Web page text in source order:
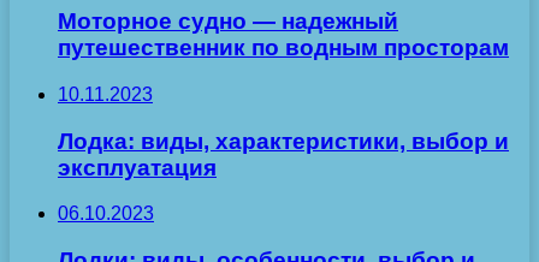
Моторное судно — надежный
путешественник по водным просторам
10.11.2023
Лодка: виды, характеристики, выбор и
эксплуатация
06.10.2023